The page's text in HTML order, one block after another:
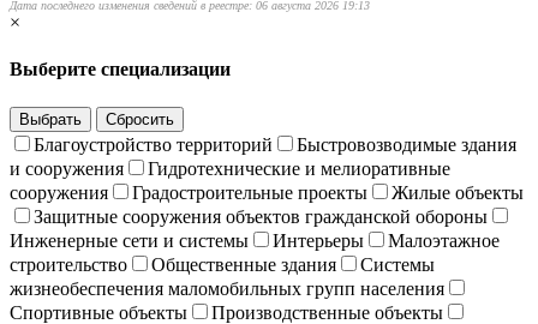
Дата последнего изменения сведений в реестре: 06 августа 2026 19:13
×
Выберите специализации
Выбрать Сбросить
Благоустройство территорий
Быстровозводимые здания
и сооружения
Гидротехнические и мелиоративные
сооружения
Градостроительные проекты
Жилые объекты
Защитные сооружения объектов гражданской обороны
Инженерные сети и системы
Интерьеры
Малоэтажное
строительство
Общественные здания
Системы
жизнеобеспечения маломобильных групп населения
Спортивные объекты
Производственные объекты